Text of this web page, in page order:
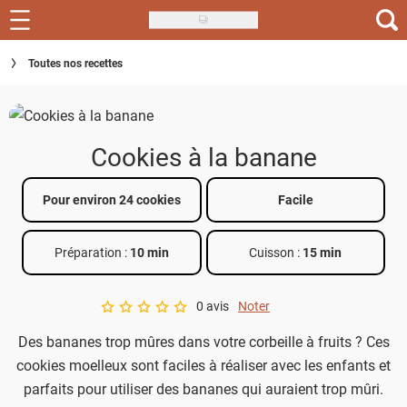
Skip
to
main
Recettes
Inspirations
Menu de la semaine
Actus
Téléchargez l'app Saveurs Recettes
Guide d'achat
Toutes nos recettes
Cookies à la banane
Pour environ 24 cookies Facile
Préparation : 10 min Cuisson : 15 min
A star rating of 0 out of 5.
0 avis Noter
Des bananes trop mûres dans votre corbeille à fruits ? Ces
cookies moelleux sont faciles à réaliser avec les enfants et
parfaits pour utiliser des bananes qui auraient trop mûri.